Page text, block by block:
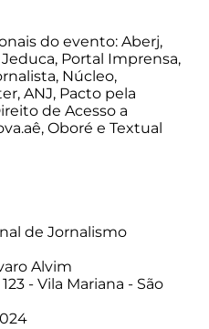
do evento: Aberj,
Portal Imprensa,
Núcleo,
ANJ, Pacto pela
de Acesso a
Oboré e Textual
de Jornalismo
Alvim
- Vila Mariana - São